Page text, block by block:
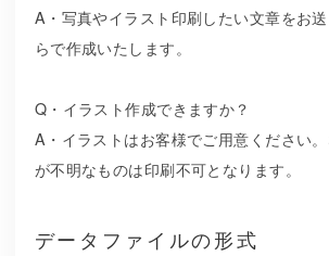
A・写真やイラスト印刷したい文章をお
らで作成いたします。
Q・イラスト作成できますか？
A・イラストはお客様でご用意ください
が不明なものは印刷不可となります。
データファイルの形式